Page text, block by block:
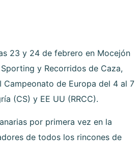
23 y 24 de febrero en Mocejón
y Recorridos de Caza,
de Europa del 4 al 7
(CS) y EE UU (RRCC).
por primera vez en la
de todos los rincones de